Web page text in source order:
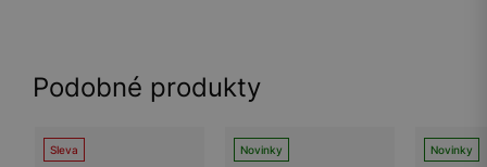
Podobné produkty
Sleva Novinky Novinky